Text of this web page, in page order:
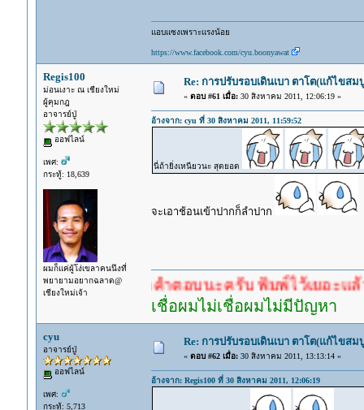
แอบแซงเพราะแรงน้อย
https://www.facebook.com/cyu.boonyawat
Regis100
ม่อนเงาะ ณ เชียงใหม่
ผู้คุมกฎ
อาจารย์ปู่
ออฟไลน์
เพศ:
กระทู้: 18,639
ผมก็แค่ผู้โง่เขลาคนนึงที่
พยายามอยากฉลาด@
เชียงใหม่เจ้า
Re: การปรับรอบเดินเบา ตาโต(แก้ไขส
« ตอบ #61 เมื่อ:30 สิงหาคม 2011, 12:06:19 »
อ้างจาก: cyu ที่ 30 สิงหาคม 2011, 11:59:52
นี่ถ้ายิ่งเหนียวนะ สุดยอด
จะเอาช้อนเข้าปากก็ลำปาก
ตอบก่อนรอคำตอบนะครับ พิมพ์ไว้เยอะแล้ว หาอ่าน
เชื่อผมไม่เชื่อผมไม่มีปัญหา
cyu
อาจารย์ปู่
ออฟไลน์
เพศ:
กระทู้: 5,713
Re: การปรับรอบเดินเบา ตาโต(แก้ไขส
« ตอบ #62 เมื่อ:30 สิงหาคม 2011, 13:13:14 »
อ้างจาก: Regis100 ที่ 30 สิงหาคม 2011, 12:06:19